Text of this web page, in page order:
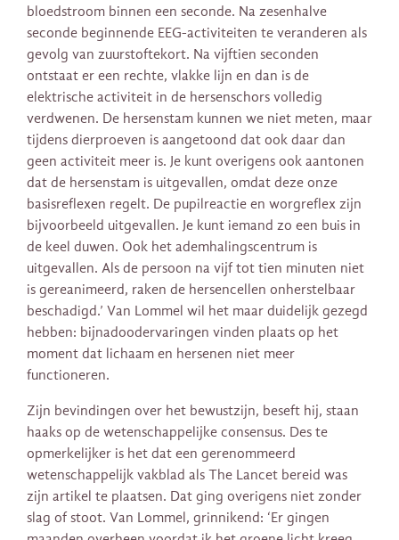
bloedstroom binnen een seconde. Na zesenhalve
seconde beginnende EEG-activiteiten te veranderen als
gevolg van zuurstoftekort. Na vijftien seconden
ontstaat er een rechte, vlakke lijn en dan is de
elektrische activiteit in de hersenschors volledig
verdwenen. De hersenstam kunnen we niet meten, maar
tijdens dierproeven is aangetoond dat ook daar dan
geen activiteit meer is. Je kunt overigens ook aantonen
dat de hersenstam is uitgevallen, omdat deze onze
basisreflexen regelt. De pupilreactie en worgreflex zijn
bijvoorbeeld uitgevallen. Je kunt iemand zo een buis in
de keel duwen. Ook het ademhalingscentrum is
uitgevallen. Als de persoon na vijf tot tien minuten niet
is gereanimeerd, raken de hersencellen onherstelbaar
beschadigd.’ Van Lommel wil het maar duidelijk gezegd
hebben: bijnadoodervaringen vinden plaats op het
moment dat lichaam en hersenen niet meer
functioneren.
Zijn bevindingen over het bewustzijn, beseft hij, staan
haaks op de wetenschappelijke consensus. Des te
opmerkelijker is het dat een gerenommeerd
wetenschappelijk vakblad als The Lancet bereid was
zijn artikel te plaatsen. Dat ging overigens niet zonder
slag of stoot. Van Lommel, grinnikend: ‘Er gingen